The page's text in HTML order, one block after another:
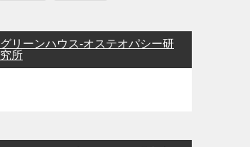
グリーンハウス-オステオパシー研
究所